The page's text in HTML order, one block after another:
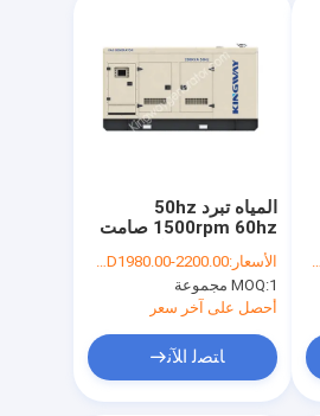
المياه تبرد 50hz
1500rpm 60hz صامت
مولد الغاز الحيوي
مجموعة الشبكة الرئيسية
الأسعار:USD1980.00-2200.00
MOQ:1 مجموعة
أحصل على آخر سعر
ﺎﺘﺼﻟ ﺍﻶﻧ